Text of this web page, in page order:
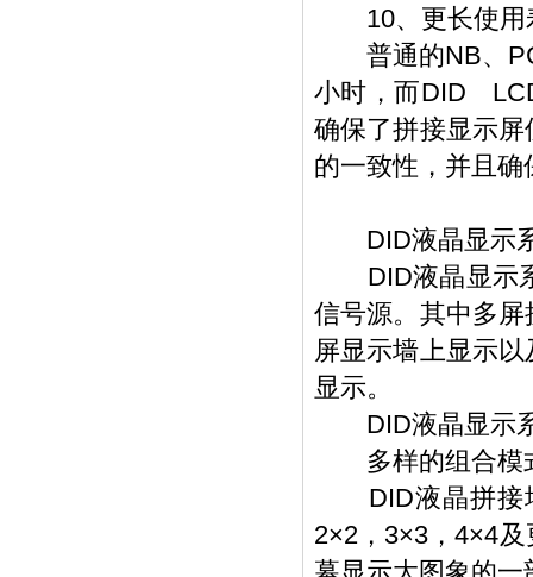
10、更长使用
普通的NB、PC
小时，而DID
确保了拼接显示
的一致性，并且
DID液晶显示
DID液晶显示系
信号源。其中多
屏显示墙上显示
显示。
DID液晶显示系
多样的组合模
DID液晶拼接墙
2×2，3×3，4×4